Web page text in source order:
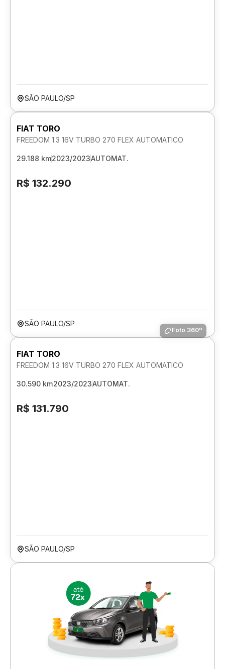
SÃO PAULO/SP
FIAT TORO
FREEDOM 1.3 16V TURBO 270 FLEX AUTOMATICO
29.188 km2023/2023AUTOMAT.
R$ 132.290
SÃO PAULO/SP
Foto 360º
FIAT TORO
FREEDOM 1.3 16V TURBO 270 FLEX AUTOMATICO
30.590 km2023/2023AUTOMAT.
R$ 131.790
SÃO PAULO/SP